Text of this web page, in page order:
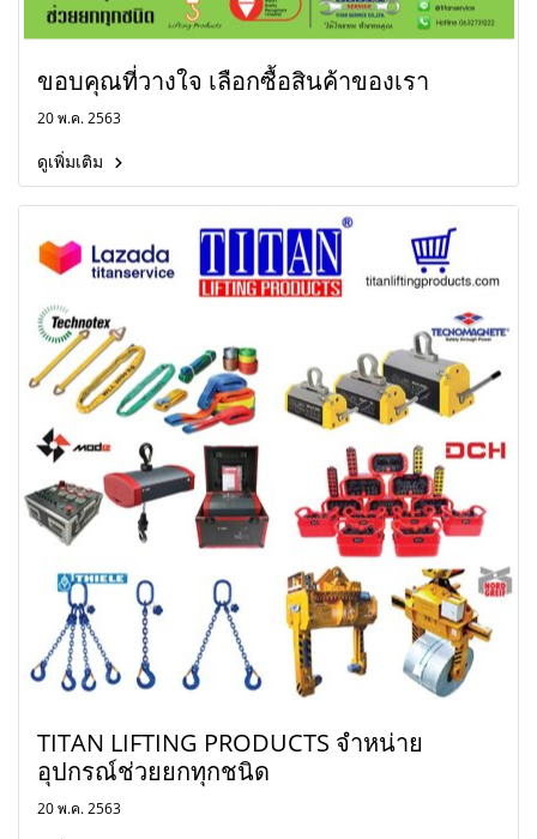
ขอบคุณที่วางใจ เลือกซื้อสินค้าของเรา
20 พ.ค. 2563
ดูเพิ่มเติม
TITAN LIFTING PRODUCTS จำหน่าย
อุปกรณ์ช่วยยกทุกชนิด
20 พ.ค. 2563